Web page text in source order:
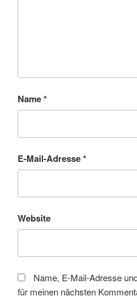
Name*
E-Mail-Adresse*
Website
Name, E-Mail-Adresse
für meinen nächsten